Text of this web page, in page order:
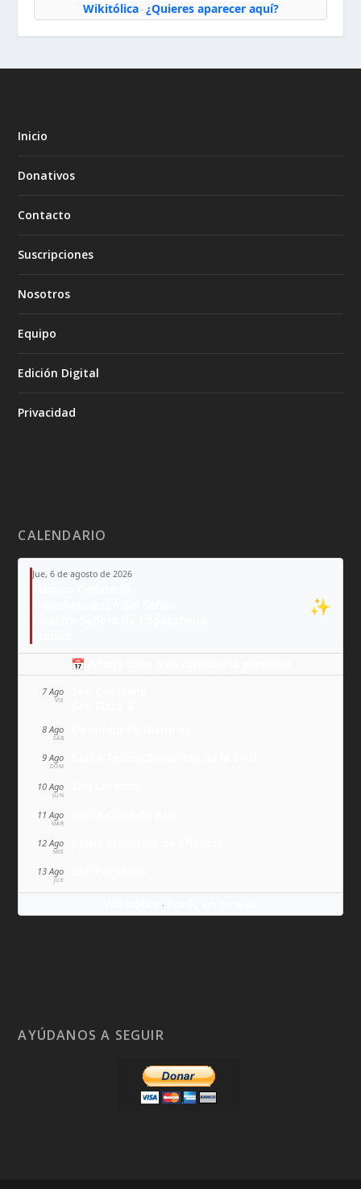
Wikitólica· ¿Quieres aparecer aquí?
Inicio
Donativos
Contacto
Suscripciones
Nosotros
Equipo
Edición Digital
Privacidad
CALENDARIO
Jue, 6 de agosto de 2026
✨
📅 Añade todo a tu calendario personal
7 Ago
VIE
8 Ago
SÁB
9 Ago
DOM
10 Ago
LUN
11 Ago
MAR
12 Ago
MIÉ
13 Ago
JUE
·
AYÚDANOS A SEGUIR